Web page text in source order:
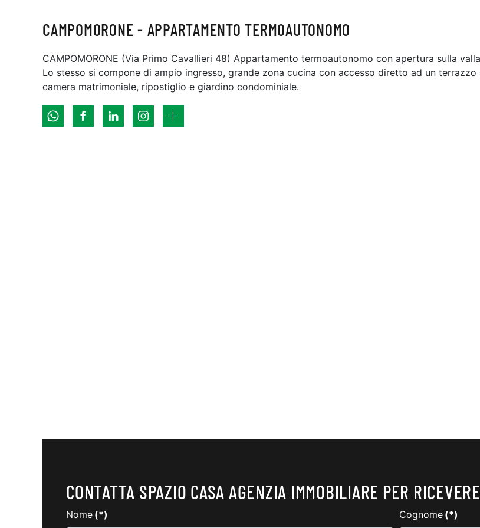
CAMPOMORONE - APPARTAMENTO TERMOAUTONOMO
CAMPOMORONE (Via Primo Cavallieri 48) Appartamento termoautonomo con apertura sulla
Lo stesso si compone di ampio ingresso, grande zona cucina con accesso diretto ad un
camera matrimoniale, ripostiglio e giardino condominiale.
CONTATTA SPAZIO CASA AGENZIA IMMOBILIARE PER
Nome (*) Cognome (*)